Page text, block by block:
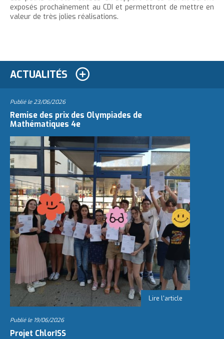
exposés prochainement au CDI et permettront de mettre en
valeur de très jolies réalisations.
ACTUALITÉS
Publié le23/06/2026
Remise des prix des Olympiades de
Mathématiques 4e
Publié le 19/06/2026
Projet ChlorISS